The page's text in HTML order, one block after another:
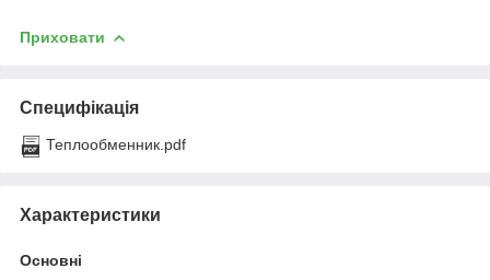
Приховати
Специфікація
Теплообменник.pdf
Характеристики
Основні